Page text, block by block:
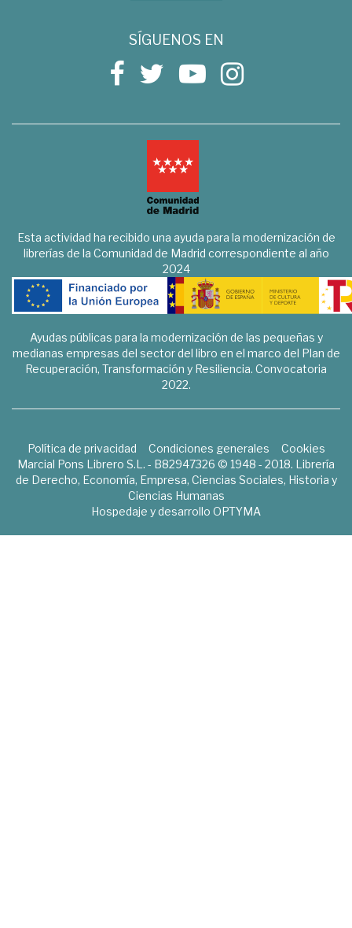
SÍGUENOS EN
Esta actividad ha recibido una ayuda para la modernización de
librerías de la Comunidad de Madrid correspondiente al año
2024
Ayudas públicas para la modernización de las pequeñas y
medianas empresas del sector del libro en el marco del Plan de
Recuperación, Transformación y Resiliencia. Convocatoria
2022.
Política de privacidad Condiciones generales
Cookies
Marcial Pons Librero S.L. - B82947326 © 1948 - 2018. Librería
de Derecho, Economía, Empresa, Ciencias Sociales, Historia y
Ciencias Humanas
Hospedaje y desarrollo OPTYMA